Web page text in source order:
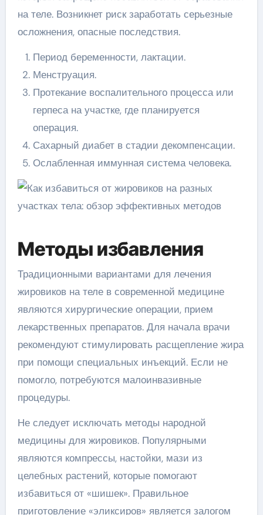
на теле. Возникнет риск заработать серьезные
осложнения, опасные последствия.
Период беременности, лактации.
Менструация.
Протекание воспалительного процесса или
герпеса на участке, где планируется
операция.
Сахарный диабет в стадии декомпенсации.
Ослабленная иммунная система человека.
Методы избавления
Традиционными вариантами для лечения
жировиков на теле в современной медицине
являются хирургические операции, прием
лекарственных препаратов. Для начала врачи
рекомендуют стимулировать расщепление жира
при помощи специальных инъекций. Если не
помогло, потребуются малоинвазивные
процедуры.
Не следует исключать методы народной
медицины для жировиков. Популярными
являются компрессы, настойки, мази из
целебных растений, которые помогают
избавиться от «шишек». Правильное
приготовление «эликсиров» является залогом